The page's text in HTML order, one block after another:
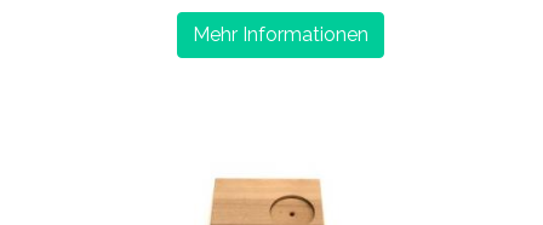
Mehr Informationen